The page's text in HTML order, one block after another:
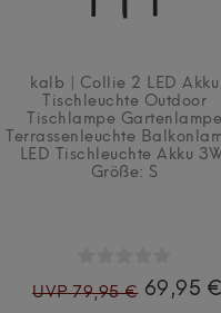
kalb | Collie 2 LED Akku
Tischleuchte Outdoor
Tischlampe Gartenlampe
Terrassenleuchte
LED Tischleuchte Akku
Größe: S
UVP 79,95 € 69,95 €